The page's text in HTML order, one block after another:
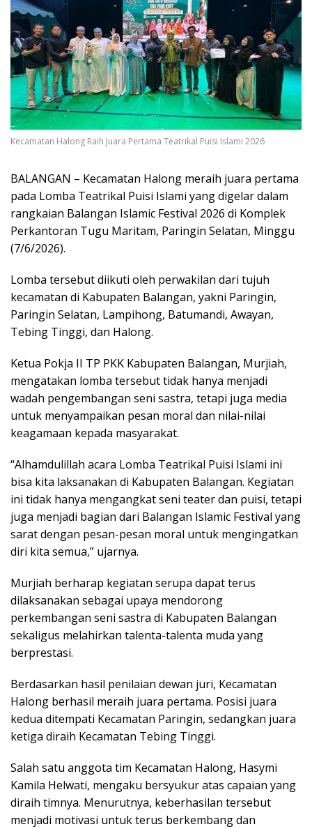
Kecamatan Halong Raih Juara Pertama Teatrikal Puisi Islami 2026
BALANGAN – Kecamatan Halong meraih juara pertama
pada Lomba Teatrikal Puisi Islami yang digelar dalam
rangkaian Balangan Islamic Festival 2026 di Komplek
Perkantoran Tugu Maritam, Paringin Selatan, Minggu
(7/6/2026).
Lomba tersebut diikuti oleh perwakilan dari tujuh
kecamatan di Kabupaten Balangan, yakni Paringin,
Paringin Selatan, Lampihong, Batumandi, Awayan,
Tebing Tinggi, dan Halong.
Ketua Pokja II TP PKK Kabupaten Balangan, Murjiah,
mengatakan lomba tersebut tidak hanya menjadi
wadah pengembangan seni sastra, tetapi juga media
untuk menyampaikan pesan moral dan nilai-nilai
keagamaan kepada masyarakat.
“Alhamdulillah acara Lomba Teatrikal Puisi Islami ini
bisa kita laksanakan di Kabupaten Balangan. Kegiatan
ini tidak hanya mengangkat seni teater dan puisi, tetapi
juga menjadi bagian dari Balangan Islamic Festival yang
sarat dengan pesan-pesan moral untuk mengingatkan
diri kita semua,” ujarnya.
Murjiah berharap kegiatan serupa dapat terus
dilaksanakan sebagai upaya mendorong
perkembangan seni sastra di Kabupaten Balangan
sekaligus melahirkan talenta-talenta muda yang
berprestasi.
Berdasarkan hasil penilaian dewan juri, Kecamatan
Halong berhasil meraih juara pertama. Posisi juara
kedua ditempati Kecamatan Paringin, sedangkan juara
ketiga diraih Kecamatan Tebing Tinggi.
Salah satu anggota tim Kecamatan Halong, Hasymi
Kamila Helwati, mengaku bersyukur atas capaian yang
diraih timnya. Menurutnya, keberhasilan tersebut
menjadi motivasi untuk terus berkembang dan